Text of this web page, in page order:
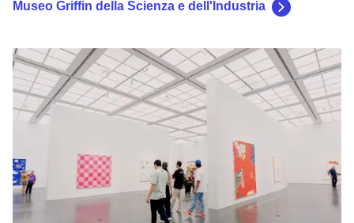
Museo Griffin della Scienza e dell'Industria
Museum of Contemporary Art